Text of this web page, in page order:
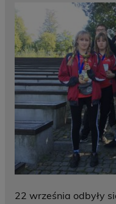
22 września odbyły